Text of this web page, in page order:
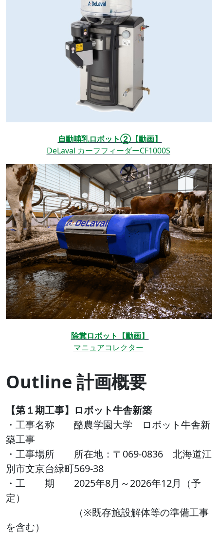
自動哺乳ロボット②【動画】
DeLaval カーフフィーダーCF1000S
除糞ロボット【動画】
マニュアコレクター
Outline 計画概要
【第１期工事】ロボット牛舎新築
・工事名称 酪農学園大学 ロボット牛舎新
築工事
・工事場所 所在地：〒069-0836 北海道江
別市文京台緑町569-38
・工 期 2025年8月～2026年12月（予
定）
（※既存施設解体等の準備工事
を含む）